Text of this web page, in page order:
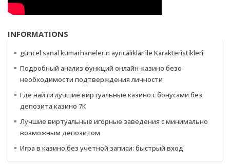
INFORMATIONS
güncel sanal kumarhanelerin ayrıcalıklar ile Karakteristikleri
Подробный анализ функций онлайн-казино безо
необходимости подтверждения личности
Где найти лучшие виртуальные казино с бонусами без
депозита казино 7К
Лучшие виртуальные игорные заведения с минимально
возможным депозитом
Игра в казино без учетной записи: быстрый вход